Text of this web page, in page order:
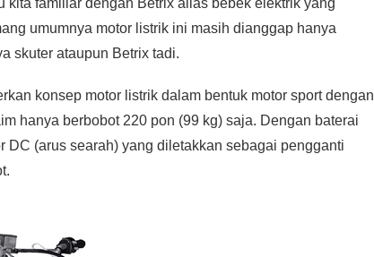
familiar dengan Betrix alias bebek elektrik yang
umumnya motor listrik ini masih dianggap hanya
skuter ataupun Betrix tadi.
konsep motor listrik dalam bentuk motor sport dengan
hanya berbobot 220 pon (99 kg) saja. Dengan baterai
DC (arus searah) yang diletakkan sebagai pengganti